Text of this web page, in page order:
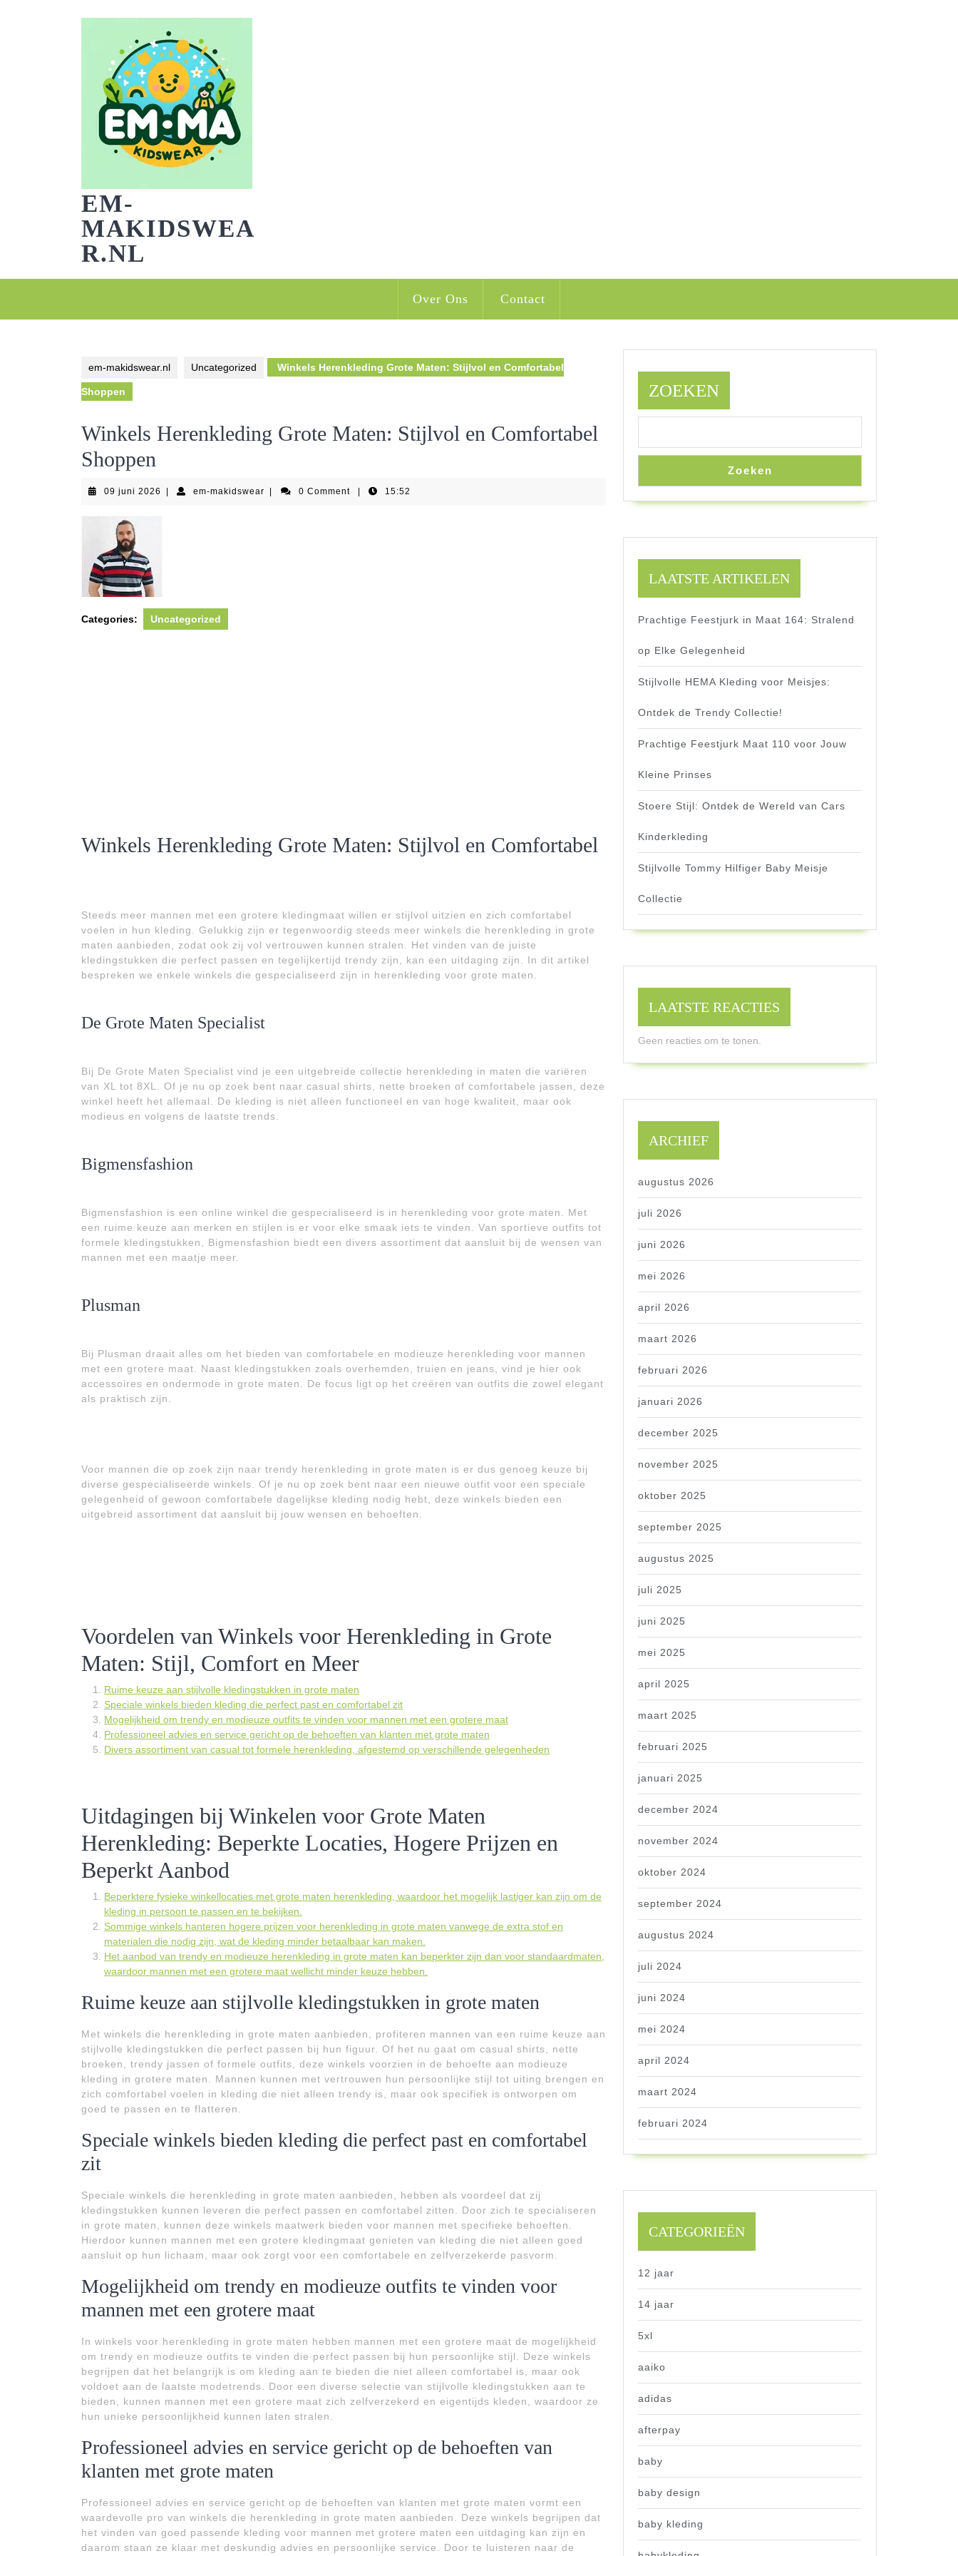
EM-
MAKIDSWEA
R.NL
Over Ons Contact
em-makidswear.nl Uncategorized Winkels Herenkleding Grote Maten: Stijlvol en Comfortabel
Shoppen
Winkels Herenkleding Grote Maten: Stijlvol en Comfortabel
Shoppen
09 juni 2026 09
em-makidswear em-
0 Comment 15:52
Categories: Uncategorized
Winkels Herenkleding Grote Maten: Stijlvol en Comfortabel
Steeds meer mannen met een grotere kledingmaat willen er stijlvol uitzien en zich comfortabel
voelen in hun kleding. Gelukkig zijn er tegenwoordig steeds meer winkels die herenkleding in grote
maten aanbieden, zodat ook zij vol vertrouwen kunnen stralen. Het vinden van de juiste
kledingstukken die perfect passen en tegelijkertijd trendy zijn, kan een uitdaging zijn. In dit artikel
bespreken we enkele winkels die gespecialiseerd zijn in herenkleding voor grote maten.
De Grote Maten Specialist
Bij De Grote Maten Specialist vind je een uitgebreide collectie herenkleding in maten die variëren
van XL tot 8XL. Of je nu op zoek bent naar casual shirts, nette broeken of comfortabele jassen, deze
winkel heeft het allemaal. De kleding is niet alleen functioneel en van hoge kwaliteit, maar ook
modieus en volgens de laatste trends.
Bigmensfashion
Bigmensfashion is een online winkel die gespecialiseerd is in herenkleding voor grote maten. Met
een ruime keuze aan merken en stijlen is er voor elke smaak iets te vinden. Van sportieve outfits tot
formele kledingstukken, Bigmensfashion biedt een divers assortiment dat aansluit bij de wensen van
mannen met een maatje meer.
Plusman
Bij Plusman draait alles om het bieden van comfortabele en modieuze herenkleding voor mannen
met een grotere maat. Naast kledingstukken zoals overhemden, truien en jeans, vind je hier ook
accessoires en ondermode in grote maten. De focus ligt op het creëren van outfits die zowel elegant
als praktisch zijn.
Voor mannen die op zoek zijn naar trendy herenkleding in grote maten is er dus genoeg keuze bij
diverse gespecialiseerde winkels. Of je nu op zoek bent naar een nieuwe outfit voor een speciale
gelegenheid of gewoon comfortabele dagelijkse kleding nodig hebt, deze winkels bieden een
uitgebreid assortiment dat aansluit bij jouw wensen en behoeften.
Voordelen van Winkels voor Herenkleding in Grote
Maten: Stijl, Comfort en Meer
Ruime keuze aan stijlvolle kledingstukken in grote maten
Speciale winkels bieden kleding die perfect past en comfortabel zit
Mogelijkheid om trendy en modieuze outfits te vinden voor mannen met een grotere maat
Professioneel advies en service gericht op de behoeften van klanten met grote maten
Divers assortiment van casual tot formele herenkleding, afgestemd op verschillende gelegenheden
Uitdagingen bij Winkelen voor Grote Maten
Herenkleding: Beperkte Locaties, Hogere Prijzen en
Beperkt Aanbod
Beperktere fysieke winkellocaties met grote maten herenkleding, waardoor het mogelijk lastiger kan zijn om de
kleding in persoon te passen en te bekijken.
Sommige winkels hanteren hogere prijzen voor herenkleding in grote maten vanwege de extra stof en
materialen die nodig zijn, wat de kleding minder betaalbaar kan maken.
Het aanbod van trendy en modieuze herenkleding in grote maten kan beperkter zijn dan voor standaardmaten,
waardoor mannen met een grotere maat wellicht minder keuze hebben.
Ruime keuze aan stijlvolle kledingstukken in grote maten
Met winkels die herenkleding in grote maten aanbieden, profiteren mannen van een ruime keuze aan
stijlvolle kledingstukken die perfect passen bij hun figuur. Of het nu gaat om casual shirts, nette
broeken, trendy jassen of formele outfits, deze winkels voorzien in de behoefte aan modieuze
kleding in grotere maten. Mannen kunnen met vertrouwen hun persoonlijke stijl tot uiting brengen en
zich comfortabel voelen in kleding die niet alleen trendy is, maar ook specifiek is ontworpen om
goed te passen en te flatteren.
Speciale winkels bieden kleding die perfect past en comfortabel
zit
Speciale winkels die herenkleding in grote maten aanbieden, hebben als voordeel dat zij
kledingstukken kunnen leveren die perfect passen en comfortabel zitten. Door zich te specialiseren
in grote maten, kunnen deze winkels maatwerk bieden voor mannen met specifieke behoeften.
Hierdoor kunnen mannen met een grotere kledingmaat genieten van kleding die niet alleen goed
aansluit op hun lichaam, maar ook zorgt voor een comfortabele en zelfverzekerde pasvorm.
Mogelijkheid om trendy en modieuze outfits te vinden voor
mannen met een grotere maat
In winkels voor herenkleding in grote maten hebben mannen met een grotere maat de mogelijkheid
om trendy en modieuze outfits te vinden die perfect passen bij hun persoonlijke stijl. Deze winkels
begrijpen dat het belangrijk is om kleding aan te bieden die niet alleen comfortabel is, maar ook
voldoet aan de laatste modetrends. Door een diverse selectie van stijlvolle kledingstukken aan te
bieden, kunnen mannen met een grotere maat zich zelfverzekerd en eigentijds kleden, waardoor ze
hun unieke persoonlijkheid kunnen laten stralen.
Professioneel advies en service gericht op de behoeften van
klanten met grote maten
Professioneel advies en service gericht op de behoeften van klanten met grote maten vormt een
waardevolle pro van winkels die herenkleding in grote maten aanbieden. Deze winkels begrijpen dat
het vinden van goed passende kleding voor mannen met grotere maten een uitdaging kan zijn en
daarom staan ze klaar met deskundig advies en persoonlijke service. Door te luisteren naar de
ZOEKEN
Zoeken
LAATSTE ARTIKELEN
Prachtige Feestjurk in Maat 164: Stralend
op Elke Gelegenheid
Stijlvolle HEMA Kleding voor Meisjes:
Ontdek de Trendy Collectie!
Prachtige Feestjurk Maat 110 voor Jouw
Kleine Prinses
Stoere Stijl: Ontdek de Wereld van Cars
Kinderkleding
Stijlvolle Tommy Hilfiger Baby Meisje
Collectie
LAATSTE REACTIES
Geen reacties om te tonen.
ARCHIEF
augustus 2026
juli 2026
juni 2026
mei 2026
april 2026
maart 2026
februari 2026
januari 2026
december 2025
november 2025
oktober 2025
september 2025
augustus 2025
juli 2025
juni 2025
mei 2025
april 2025
maart 2025
februari 2025
januari 2025
december 2024
november 2024
oktober 2024
september 2024
augustus 2024
juli 2024
juni 2024
mei 2024
april 2024
maart 2024
februari 2024
CATEGORIEËN
12 jaar
14 jaar
5xl
aaiko
adidas
afterpay
baby
baby design
baby kleding